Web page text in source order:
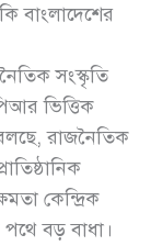
বাংলাদেশের
সংস্কৃতি
ভিত্তিক
রাজনৈতিক
কেন্দ্রিক
পথে বড় বাধা।